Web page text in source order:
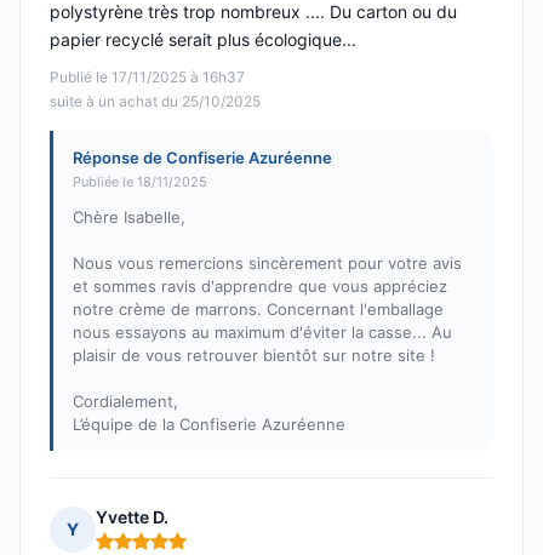
Publié le 17/11/2025 à 16h37
suite à un achat du 25/10/2025
polystyrène très trop nombreux .... Du carton ou du
papier recyclé serait plus écologique...
Réponse de Confiserie Azuréenne
Publiée le 18/11/2025
Chère Isabelle,
Nous vous remercions sincèrement pour votre avis
et sommes ravis d'apprendre que vous appréciez
notre crème de marrons. Concernant l'emballage
nous essayons au maximum d'éviter la casse... Au
plaisir de vous retrouver bientôt sur notre site !
Cordialement,
L’équipe de la Confiserie Azuréenne
Y
Yvette D.